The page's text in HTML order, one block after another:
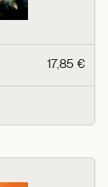
17,85 €